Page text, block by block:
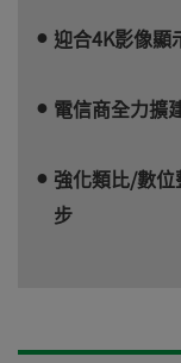
迎合4K影像
電信商全力擴
強化類比/數
步